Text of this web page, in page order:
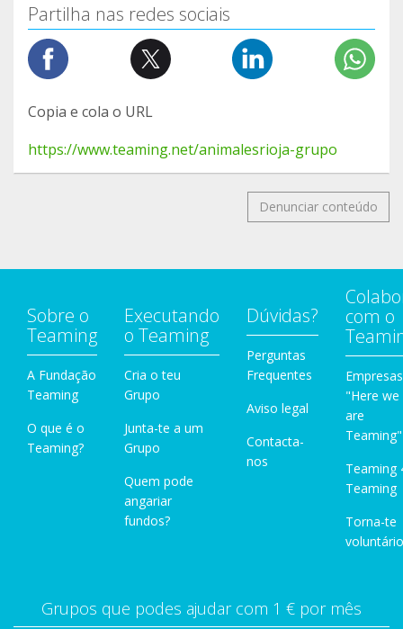
Partilha nas redes sociais
Copia e cola o URL
https://www.teaming.net/animalesrioja-grupo
Denunciar conteúdo
Sobre o
Teaming
A Fundação
Teaming
O que é o
Teaming?
Executando
o Teaming
Cria o teu
Grupo
Junta-te a um
Grupo
Quem pode
angariar
fundos?
Dúvidas?
Perguntas
Frequentes
Aviso legal
Contacta-
nos
com o
Empresas
"Here we
are
Teaming"
Teaming
Teaming
Torna-te
Grupos que podes ajudar com 1 € por mês